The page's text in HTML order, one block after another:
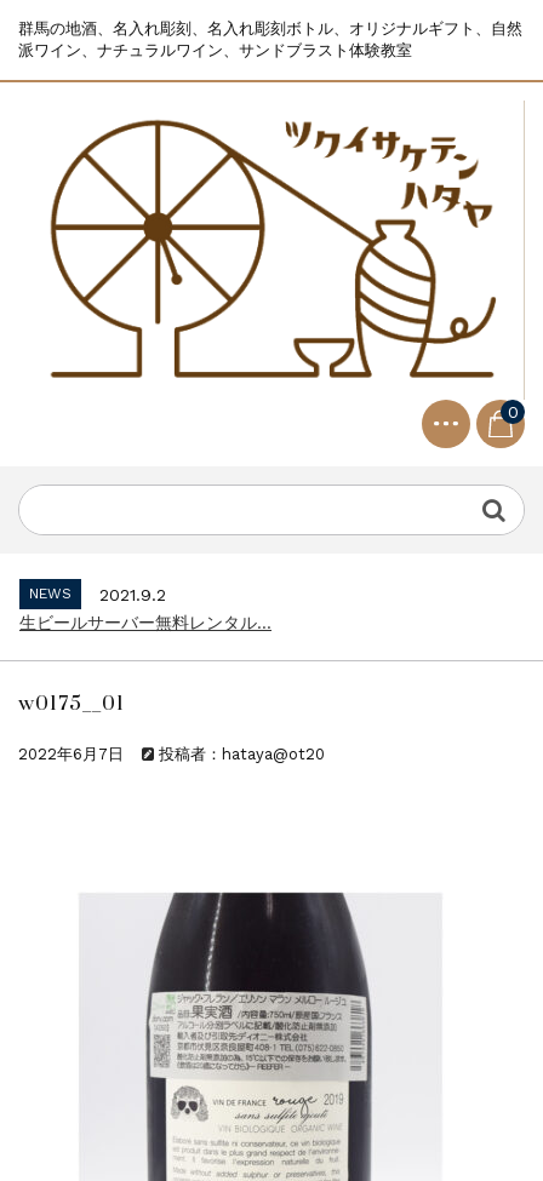
群馬の地酒、名入れ彫刻、名入れ彫刻ボトル、オリジナルギフト、自然
派ワイン、ナチュラルワイン、サンドブラスト体験教室
0
生ビールサーバー無料レンタル...
NEWS
2023.10.2
NEWS
2021.9.2
生ビールサーバー無料レンタル...
NEWS
2021.9.2
w0175__01
2022年6月7日 投稿者：hataya@ot20